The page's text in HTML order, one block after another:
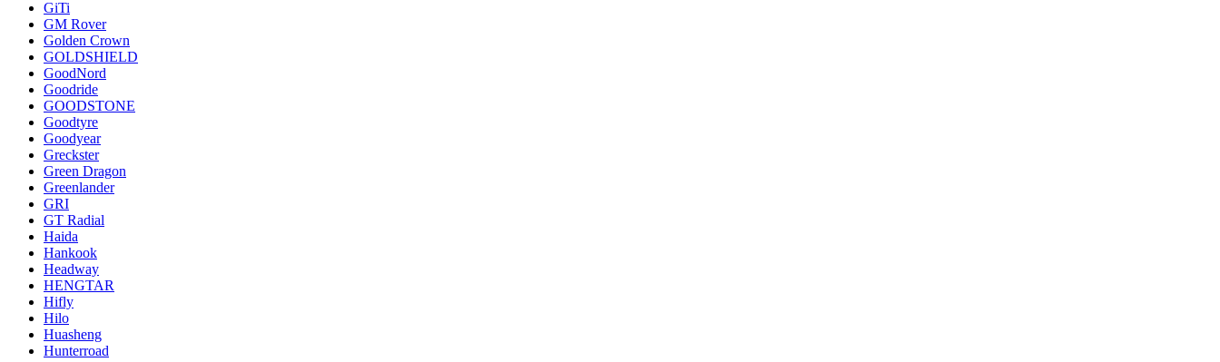
GiTi
GM Rover
Golden Crown
GOLDSHIELD
GoodNord
Goodride
GOODSTONE
Goodtyre
Goodyear
Greckster
Green Dragon
Greenlander
GRI
GT Radial
Haida
Hankook
Headway
HENGTAR
Hifly
Hilo
Huasheng
Hunterroad